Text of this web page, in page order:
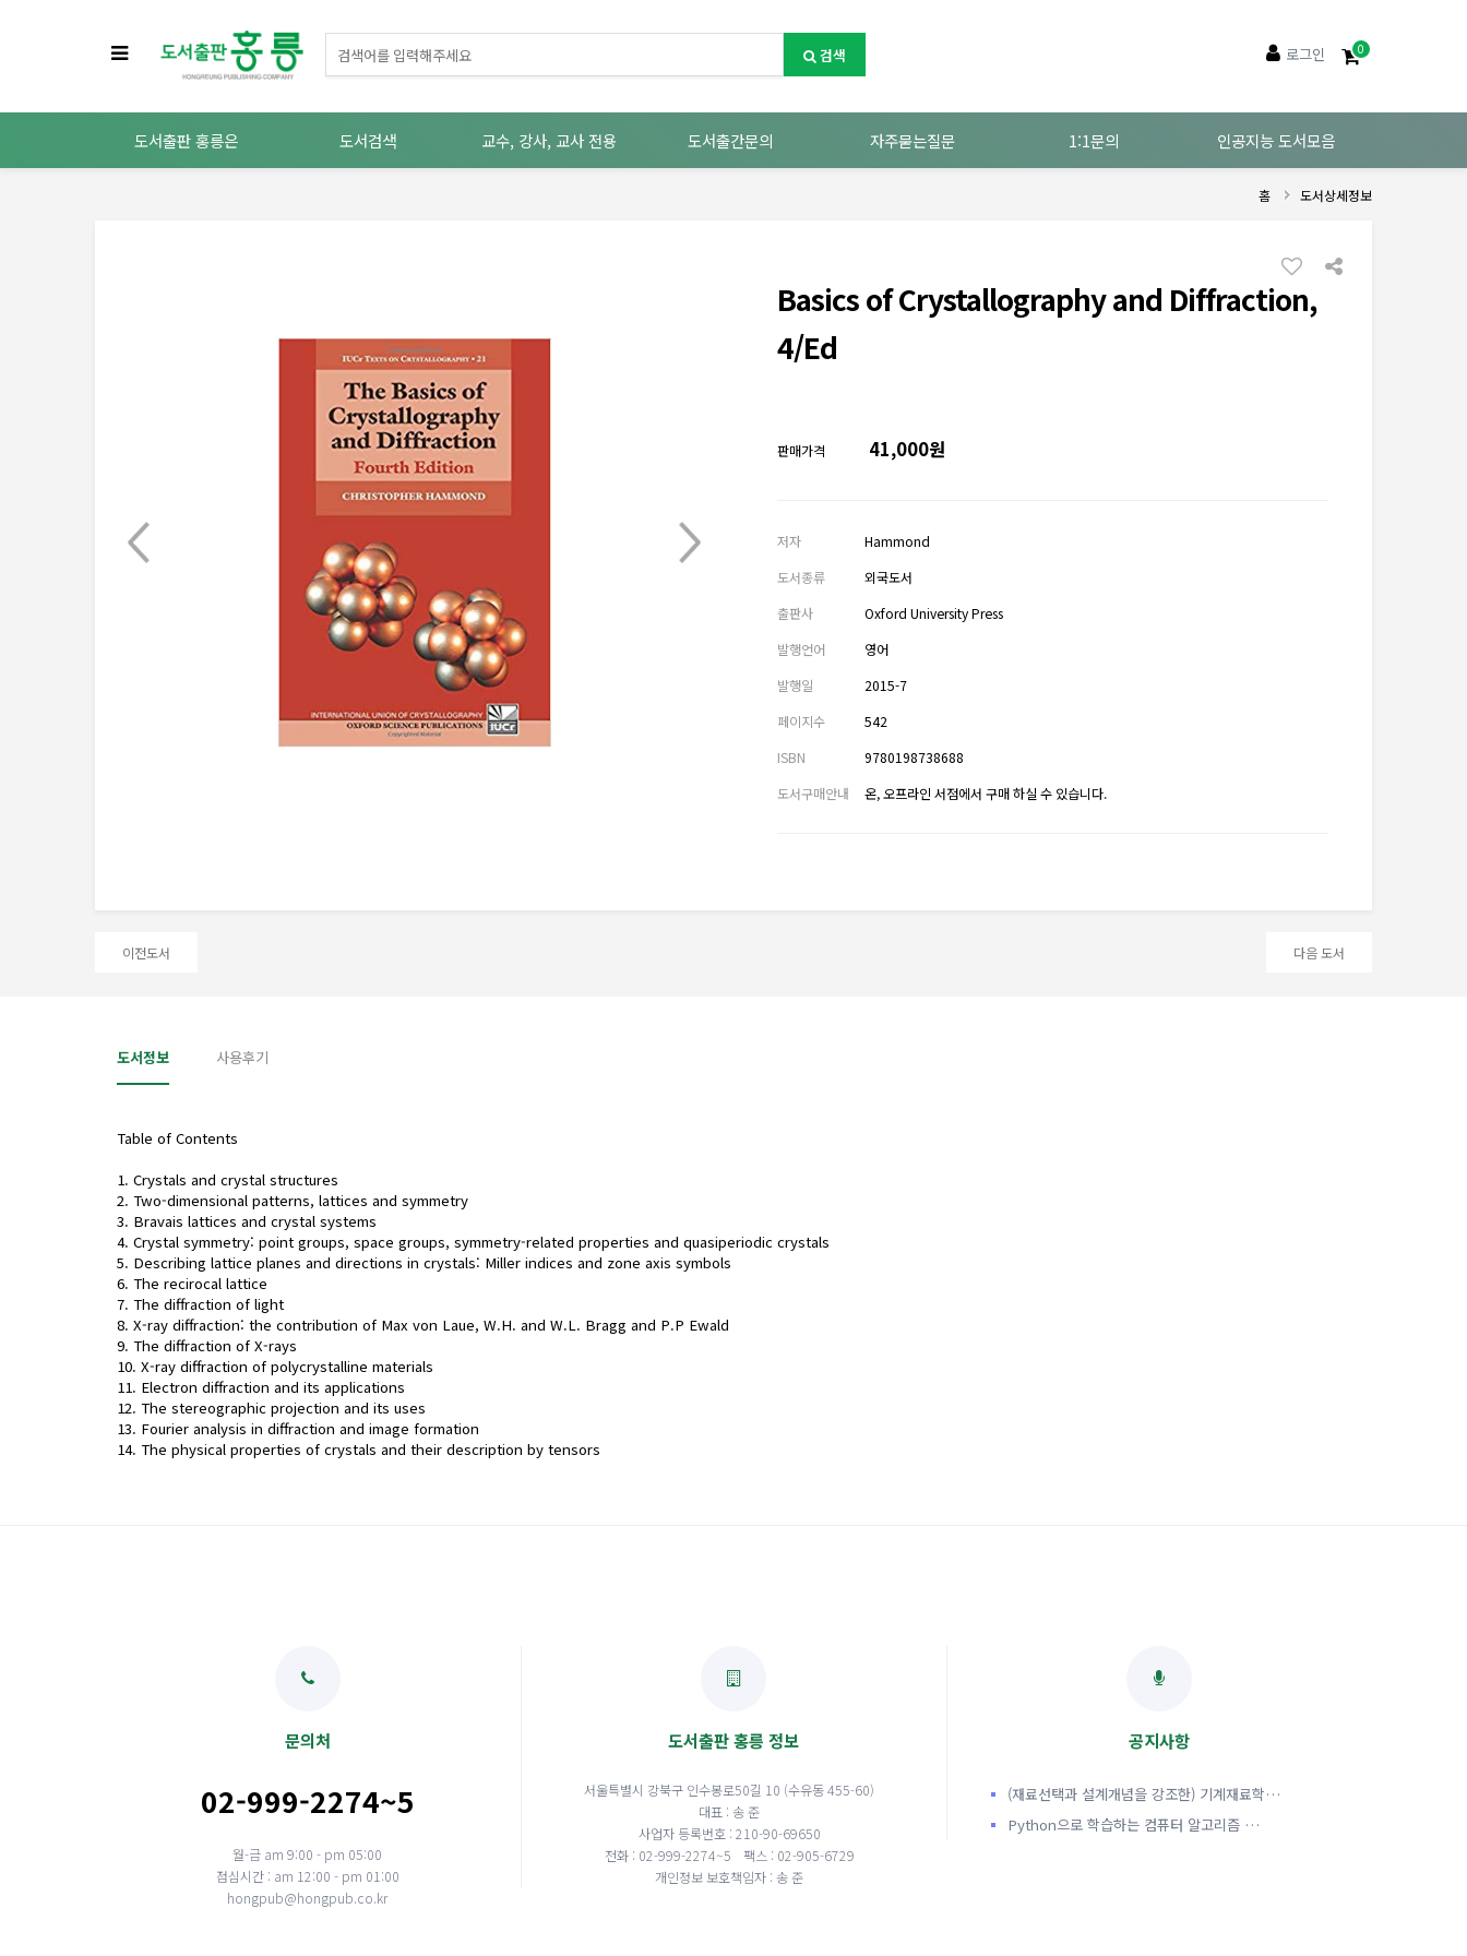
검색 로그인 0
도서출판 홍릉은 도서검색 교수, 강사, 교사 전용 도서출간문의 자주묻는질문 1:1문의 인공지능 도서모음
홈 도서상세정보
Next
Basics of Crystallography and Diffraction,
4/Ed
판매가격 41,000원
저자
Hammond
도서종류
외국도서
출판사
Oxford University Press
발행언어
영어
발행일
2015-7
페이지수
542
ISBN
9780198738688
도서구매안내
온, 오프라인 서점에서 구매 하실 수 있습니다.
이전도서 다음 도서
도서정보 사용후기
Table of Contents
1. Crystals and crystal structures
2. Two-dimensional patterns, lattices and symmetry
3. Bravais lattices and crystal systems
4. Crystal symmetry: point groups, space groups, symmetry-related properties and quasiperiodic crystals
5. Describing lattice planes and directions in crystals: Miller indices and zone axis symbols
6. The recirocal lattice
7. The diffraction of light
8. X-ray diffraction: the contribution of Max von Laue, W.H. and W.L. Bragg and P.P Ewald
9. The diffraction of X-rays
10. X-ray diffraction of polycrystalline materials
11. Electron diffraction and its applications
12. The stereographic projection and its uses
13. Fourier analysis in diffraction and image formation
14. The physical properties of crystals and their description by tensors
문의처
02-999-2274~5
월-금 am 9:00 - pm 05:00
점심시간 : am 12:00 - pm 01:00
hongpub@hongpub.co.kr
도서출판 홍릉 정보
서울특별시 강북구 인수봉로50길 10 (수유동 455-60)
대표 : 송 준
사업자 등록번호 : 210-90-69650
전화 : 02-999-2274~5
팩스 : 02-905-6729
개인정보 보호책임자 : 송 준
공지사항
(재료선택과 설계개념을 강조한) 기계재료학…
Python으로 학습하는 컴퓨터 알고리즘 …